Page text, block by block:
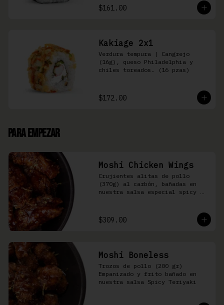
$161.00
Kakiage 2x1
Verdura tempura | Cangrejo
(16g), queso Philadelphia y
chiles toreados. (16 pzas)
$172.00
Para Empezar
Moshi Chicken Wings
Crujientes alitas de pollo
(370g) al carbón, bañadas en
nuestra salsa especial spicy
$309.00
Moshi Boneless
Trozos de pollo (200 gr)
Empanizado y frito bañado en
nuestra salsa Spicy Teriyaki